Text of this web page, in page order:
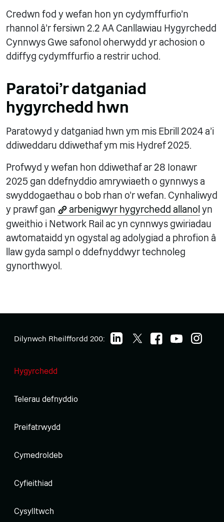
Credwn fod y wefan hon yn cydymffurfio'n
rhannol â'r fersiwn 2.2 AA Canllawiau Hygyrchedd
Cynnwys Gwe safonol oherwydd yr achosion o
ddiffyg cydymffurfio a restrir uchod.
Paratoi'r datganiad
hygyrchedd hwn
Paratowyd y datganiad hwn ym mis Ebrill 2024 a'i
ddiweddaru ddiwethaf ym mis Hydref 2025.
Profwyd y wefan hon ddiwethaf ar 28 Ionawr
2025 gan ddefnyddio amrywiaeth o gynnwys a
swyddogaethau o bob rhan o'r wefan. Cynhaliwyd
y prawf gan
arbenigwyr hygyrchedd allanol yn
gweithio i Network Rail ac yn cynnwys gwiriadau
awtomataidd yn ogystal ag adolygiad a phrofion â
llaw gyda sampl o ddefnyddwyr technoleg
gynorthwyol.
Dilynwch Rheilffordd 200:
Hygyrchedd
Telerau defnyddio
Preifatrwydd
Cymedroldeb
Cyfieithiad
Cysylltwch